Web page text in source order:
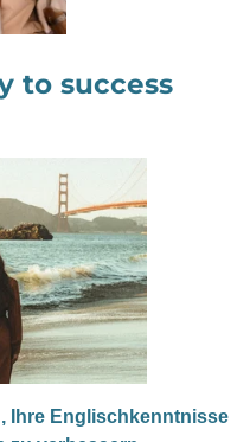
to success
Ihre Englischkenntnisse